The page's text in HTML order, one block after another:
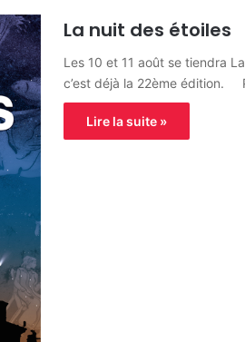
La nuit des étoiles
Les 10 et 11 août se tiendra
c’est déjà la 22ème édition.
Lire la suite »